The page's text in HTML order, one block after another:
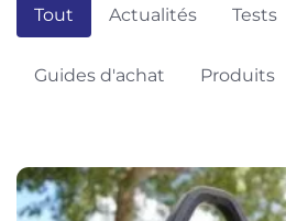
Tout Actualités Tests
Guides d'achat Produits